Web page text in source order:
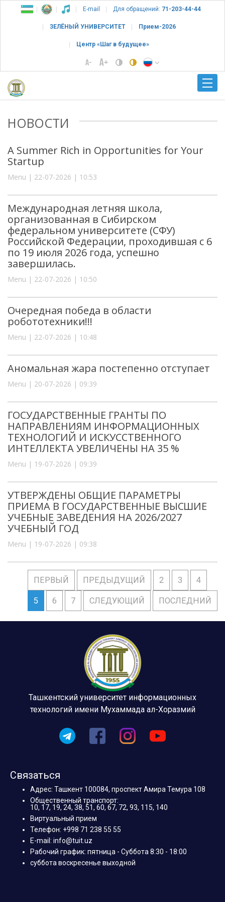
E-mail Для обращений: 71-203-44-44
ЗЕЛЁНЫЙ УНИВЕРСИТЕТ Прием-2026
Центр «Шаг в будущее»
НОВОСТИ
A Summer Rich in Opportunities for Your
Startup
Menu | 22-07-2026 | 10:53
Международная летняя школа,
организованная в Сибирском
федеральном университете (СФУ)
Российской Федерации, проходившая с 6
по 19 июля 2026 года, успешно
завершилась.
Menu | 22-07-2026 | 10:50
Очередная победа в области
робототехники!!!
Menu | 22-07-2026 | 10:48
Аномальная жара постепенно отступает
Menu | 20-07-2026 | 09:39
ГОСУДАРСТВЕННЫЕ ГРАНТЫ ПО
НАПРАВЛЕНИЯМ ИНФОРМАЦИОННЫХ
ТЕХНОЛОГИЙ И ИСКУССТВЕННОГО
ИНТЕЛЛЕКТА УВЕЛИЧЕНЫ НА 35 %
Menu | 19-07-2026 | 09:39
УТВЕРЖДЕНЫ ОБЩИЕ ПАРАМЕТРЫ
ПРИЕМА В ГОСУДАРСТВЕННЫЕ ВЫСШИЕ
УЧЕБНЫЕ ЗАВЕДЕНИЯ НА 2026/2027
УЧЕБНЫЙ ГОД
Menu | 19-07-2026 | 09:38
ПЕРВЫЙ ПРЕДЫДУЩИЙ 2 3 4
5 6 7 СЛЕДУЮЩИЙ ПОСЛЕДНИЙ
Ташкентский университет информационных
технологий имени Мухаммада ал-Хоразмий
Связаться
Адрес: Ташкент 100084, проспект Амира Темура 108
Общественный транспорт:
10, 17, 19, 24, 38, 51, 60, 67, 72, 93, 115, 140
Виртуальный прием
Телефон: +998 71 238 55 55
E-mail: info@tuit.uz
Рабочий график: пятница - Суббота 8:30 - 18:00
суббота воскресенье выходной